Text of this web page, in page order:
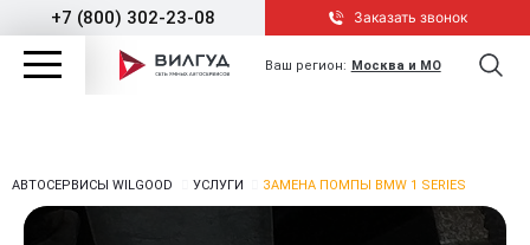
+7 (800) 302-23-08 Заказать звонок
Ваш регион: Москва и МО
АВТОСЕРВИСЫ WILGOOD УСЛУГИ ЗАМЕНА ПОМПЫ BMW 1 SERIES